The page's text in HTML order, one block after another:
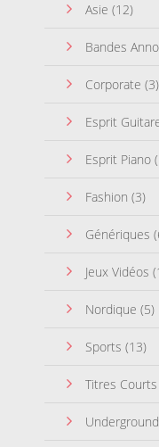
Asie (12)
Bandes
Corporate (3)
Esprit
Esprit Piano
Fashion (3)
Génériques
Jeux Vidéos
Nordique (5)
Sports (13)
Titres Courts
Underground